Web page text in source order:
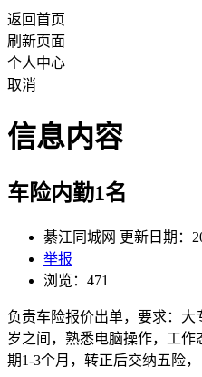
返回首页
刷新页面
个人中心
取消
信息内容
车险内勤1名
綦江同城网 更新日期：
举报
浏览：471
负责车险报价出单，要求：大
岁之间，熟悉电脑操作，工作
期1-3个月，转正后交纳五险，